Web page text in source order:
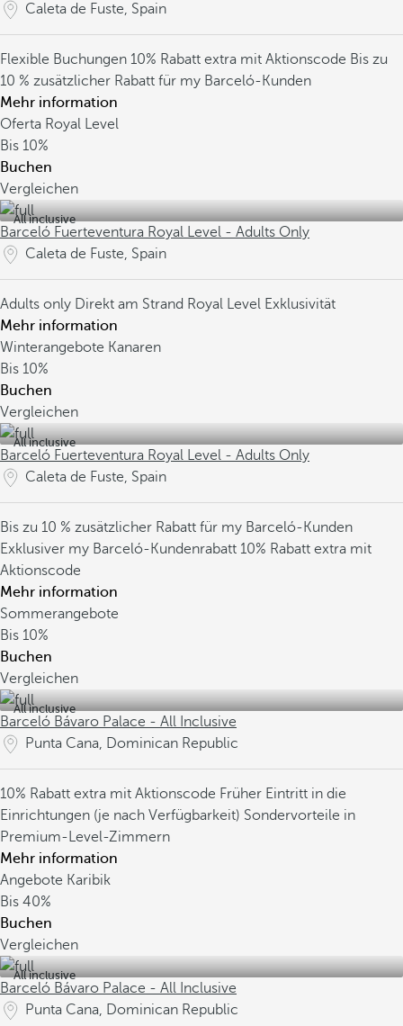
Caleta de Fuste, Spain
Flexible Buchungen 10% Rabatt extra mit Aktionscode Bis zu
10 % zusätzlicher Rabatt für my Barceló-Kunden
Mehr information
Oferta Royal Level
Bis 10%
Buchen
Vergleichen
All inclusive
Barceló Fuerteventura Royal Level - Adults Only
Caleta de Fuste, Spain
Adults only Direkt am Strand Royal Level Exklusivität
Mehr information
Winterangebote Kanaren
Bis 10%
Buchen
Vergleichen
All inclusive
Barceló Fuerteventura Royal Level - Adults Only
Caleta de Fuste, Spain
Bis zu 10 % zusätzlicher Rabatt für my Barceló-Kunden
Exklusiver my Barceló-Kundenrabatt 10% Rabatt extra mit
Aktionscode
Mehr information
Sommerangebote
Bis 10%
Buchen
Vergleichen
All inclusive
Barceló Bávaro Palace - All Inclusive
Punta Cana, Dominican Republic
10% Rabatt extra mit Aktionscode Früher Eintritt in die
Einrichtungen (je nach Verfügbarkeit) Sondervorteile in
Premium-Level-Zimmern
Mehr information
Angebote Karibik
Bis 40%
Buchen
Vergleichen
All inclusive
Barceló Bávaro Palace - All Inclusive
Punta Cana, Dominican Republic